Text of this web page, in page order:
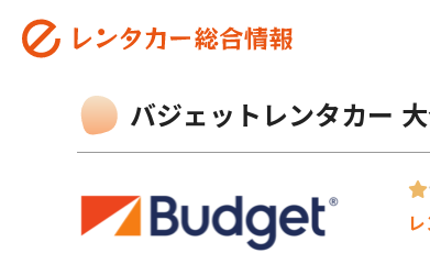
バジェットレンタカー